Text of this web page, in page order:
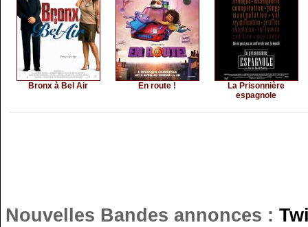
Bronx à Bel Air En route !
La Prisonnière
espagnole
Nouvelles Bandes annonces :